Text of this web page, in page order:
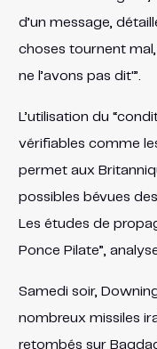
d’un message,
choses tournent
ne l’avons pas dit'”.
L’utilisation du
vérifiables comme
permet aux
possibles bévues
Les études de
Ponce Pilate”,
Samedi soir,
nombreux missiles
retombés sur